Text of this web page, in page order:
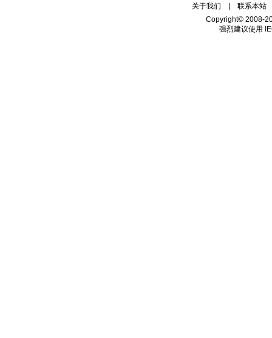
关于我们 | 联系本站
Copyright© 2008-
强烈建议使用